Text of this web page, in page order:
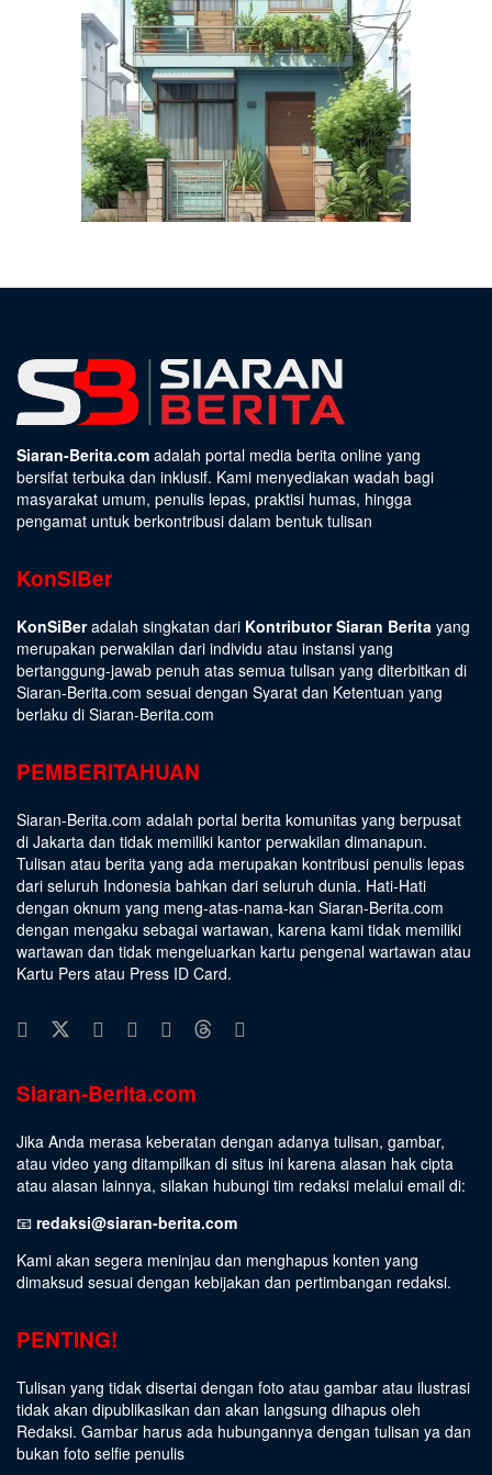
Siaran-Berita.com adalah portal media berita online yang
bersifat terbuka dan inklusif. Kami menyediakan wadah bagi
masyarakat umum, penulis lepas, praktisi humas, hingga
pengamat untuk berkontribusi dalam bentuk tulisan
KonSiBer
KonSiBeradalah singkatan dari Kontributor Siaran Berita yang
merupakan perwakilan dari individu atau instansi yang
bertanggung-jawab penuh atas semua tulisan yang diterbitkan di
Siaran-Berita.com sesuai dengan Syarat dan Ketentuan yang
berlaku di Siaran-Berita.com
PEMBERITAHUAN
Siaran-Berita.com adalah portal berita komunitas yang berpusat
di Jakarta dan tidak memiliki kantor perwakilan dimanapun.
Tulisan atau berita yang ada merupakan kontribusi penulis lepas
dari seluruh Indonesia bahkan dari seluruh dunia. Hati-Hati
dengan oknum yang meng-atas-nama-kan Siaran-Berita.com
dengan mengaku sebagai wartawan, karena kami tidak memiliki
wartawan dan tidak mengeluarkan kartu pengenal wartawan atau
Kartu Pers atau Press ID Card.
Siaran-Berita.com
Jika Anda merasa keberatan dengan adanya tulisan, gambar,
atau video yang ditampilkan di situs ini karena alasan hak cipta
atau alasan lainnya, silakan hubungi tim redaksi melalui email di:
📧 redaksi@siaran-berita.com
Kami akan segera meninjau dan menghapus konten yang
dimaksud sesuai dengan kebijakan dan pertimbangan redaksi.
PENTING!
Tulisan yang tidak disertai dengan foto atau gambar atau ilustrasi
tidak akan dipublikasikan dan akan langsung dihapus oleh
Redaksi. Gambar harus ada hubungannya dengan tulisan ya dan
bukan foto selfie penulis